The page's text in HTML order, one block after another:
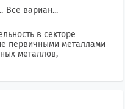
Все вариан...
в секторе
первичными металлами
металлов,